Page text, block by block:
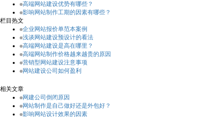
高端网站建设优势有哪些？
影响网站制作工期的因素有哪些？
栏目热文
企业网站报价单范本案例
浅谈网站建设预设计的看法
高端网站建设是高在哪里？
高端网站制作价格越来越贵的原因
营销型网站建设注意事项
网站建设公司如何盈利
相关文章
网建公司倒闭原因
网站制作是自己做好还是外包好？
影响网站设计效果的因素